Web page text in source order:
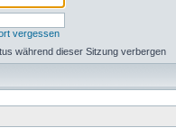
vergessen
während dieser Sitzung verbergen